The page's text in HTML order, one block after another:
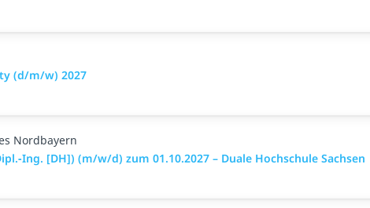
(d/m/w) 2027
Nordbayern
[DH]) (m/w/d) zum 01.10.2027 – Duale Hochschule Sachsen